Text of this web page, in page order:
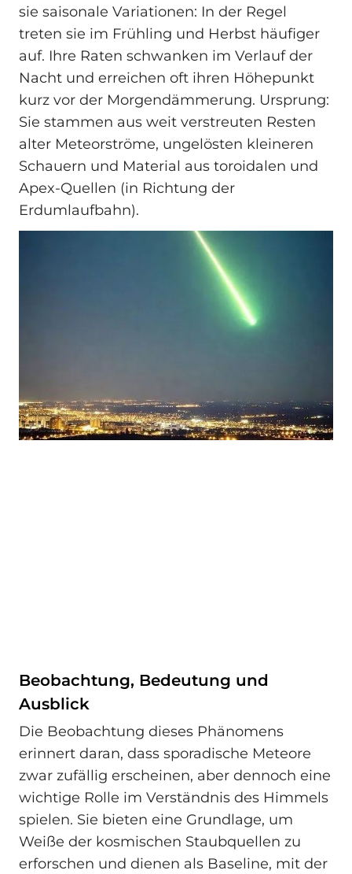
sie saisonale Variationen: In der Regel
treten sie im Frühling und Herbst häufiger
auf. Ihre Raten schwanken im Verlauf der
Nacht und erreichen oft ihren Höhepunkt
kurz vor der Morgendämmerung. Ursprung:
Sie stammen aus weit verstreuten Resten
alter Meteorströme, ungelösten kleineren
Schauern und Material aus toroidalen und
Apex-Quellen (in Richtung der
Erdumlaufbahn).
Beobachtung, Bedeutung und
Ausblick
Die Beobachtung dieses Phänomens
erinnert daran, dass sporadische Meteore
zwar zufällig erscheinen, aber dennoch eine
wichtige Rolle im Verständnis des Himmels
spielen. Sie bieten eine Grundlage, um
Weiße der kosmischen Staubquellen zu
erforschen und dienen als Baseline, mit der